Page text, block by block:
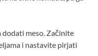
dodati meso. Začinite
i nastavite pirjati